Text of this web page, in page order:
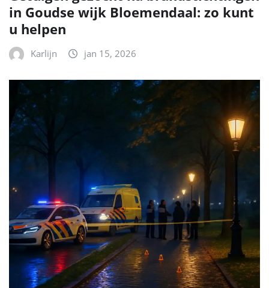
in Goudse wijk Bloemendaal: zo kunt
u helpen
Karlijn jan 15, 2026